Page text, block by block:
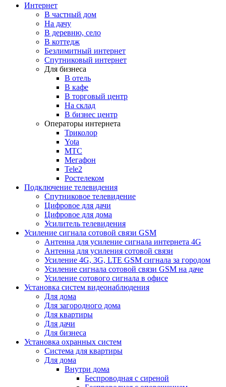
Интернет
В частный дом
На дачу
В деревню, село
В коттедж
Безлимитный интернет
Спутниковый интернет
Для бизнеса
В отель
В кафе
В торговый центр
На склад
В бизнес центр
Операторы интернета
Триколор
Yota
МТС
Мегафон
Tele2
Ростелеком
Подключение телевидения
Спутниковое телевидение
Цифровое для дачи
Цифровое для дома
Усилитель телевидения
Усиление сигнала сотовой связи GSM
Антенна для усиление сигнала интернета 4G
Антенна для усиления сотовой связи
Усиление 4G, 3G, LTE GSM сигнала за городом
Усиление сигнала сотовой связи GSM на даче
Усиление сотового сигнала в офисе
Установка систем видеонаблюдения
Для дома
Для загородного дома
Для квартиры
Для дачи
Для бизнеса
Установка охранных систем
Система для квартиры
Для дома
Внутри дома
Беспроводная с сиреной